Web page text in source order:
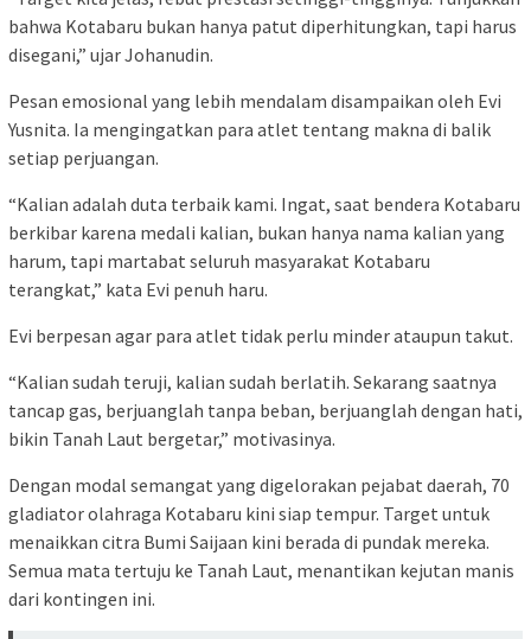
bahwa Kotabaru bukan hanya patut diperhitungkan, tapi harus
disegani,” ujar Johanudin.
Pesan emosional yang lebih mendalam disampaikan oleh Evi
Yusnita. Ia mengingatkan para atlet tentang makna di balik
setiap perjuangan.
“Kalian adalah duta terbaik kami. Ingat, saat bendera Kotabaru
berkibar karena medali kalian, bukan hanya nama kalian yang
harum, tapi martabat seluruh masyarakat Kotabaru
terangkat,” kata Evi penuh haru.
Evi berpesan agar para atlet tidak perlu minder ataupun takut.
“Kalian sudah teruji, kalian sudah berlatih. Sekarang saatnya
tancap gas, berjuanglah tanpa beban, berjuanglah dengan hati,
bikin Tanah Laut bergetar,” motivasinya.
Dengan modal semangat yang digelorakan pejabat daerah, 70
gladiator olahraga Kotabaru kini siap tempur. Target untuk
menaikkan citra Bumi Saijaan kini berada di pundak mereka.
Semua mata tertuju ke Tanah Laut, menantikan kejutan manis
dari kontingen ini.